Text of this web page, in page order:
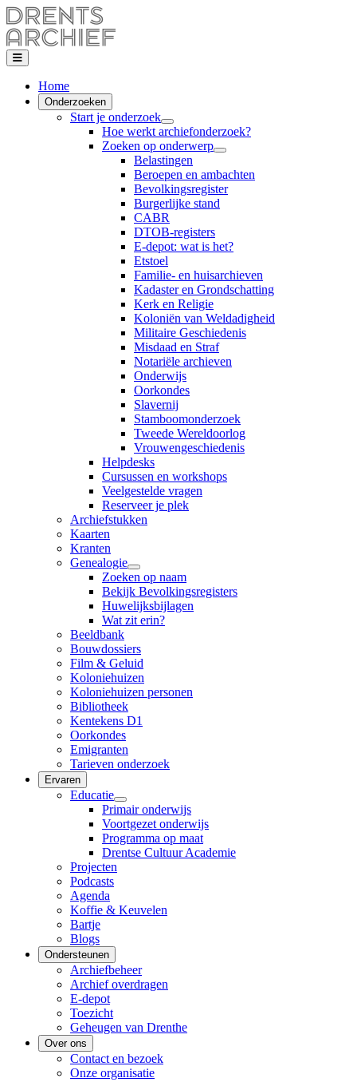
Home
Onderzoeken
Start je onderzoek
Hoe werkt archiefonderzoek?
Zoeken op onderwerp
Belastingen
Beroepen en ambachten
Bevolkingsregister
Burgerlijke stand
CABR
DTOB-registers
E-depot: wat is het?
Etstoel
Familie- en huisarchieven
Kadaster en Grondschatting
Kerk en Religie
Koloniën van Weldadigheid
Militaire Geschiedenis
Misdaad en Straf
Notariële archieven
Onderwijs
Oorkondes
Slavernij
Stamboomonderzoek
Tweede Wereldoorlog
Vrouwengeschiedenis
Helpdesks
Cursussen en workshops
Veelgestelde vragen
Reserveer je plek
Archiefstukken
Kaarten
Kranten
Genealogie
Zoeken op naam
Bekijk Bevolkingsregisters
Huwelijksbijlagen
Wat zit erin?
Beeldbank
Bouwdossiers
Film & Geluid
Koloniehuizen
Koloniehuizen personen
Bibliotheek
Kentekens D1
Oorkondes
Emigranten
Tarieven onderzoek
Ervaren
Educatie
Primair onderwijs
Voortgezet onderwijs
Programma op maat
Drentse Cultuur Academie
Projecten
Podcasts
Agenda
Koffie & Keuvelen
Bartje
Blogs
Ondersteunen
Archiefbeheer
Archief overdragen
E-depot
Toezicht
Geheugen van Drenthe
Over ons
Contact en bezoek
Onze organisatie